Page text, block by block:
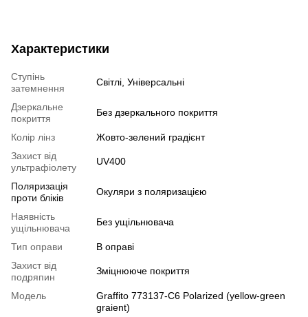
Характеристики
Ступінь
затемнення
Світлі, Універсальні
Дзеркальне
покриття
Без дзеркального покриття
Колір лінз
Жовто-зелений градієнт
Захист від
ультрафіолету
UV400
Поляризація
проти бліків
Окуляри з поляризацією
Наявність
ущільнювача
Без ущільнювача
Тип оправи
В оправі
Захист від
подряпин
Зміцнююче покриття
Модель
Graffito 773137-C6 Polarized (yellow-green
graient)